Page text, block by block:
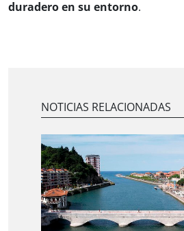
duradero en su entorno.
NOTICIAS RELACIONADAS